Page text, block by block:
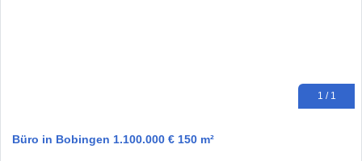
1 / 1
Büro in Bobingen 1.100.000 € 150 m²